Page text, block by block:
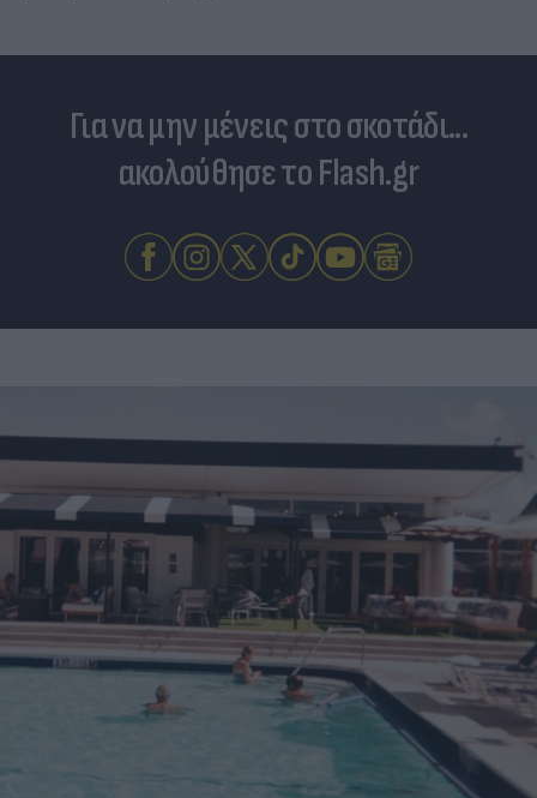
Για να μην μένεις στο σκοτάδι...
ακολούθησε το Flash.gr